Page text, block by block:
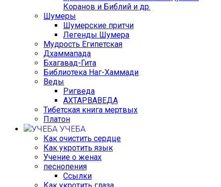
Коранов и Библий и др.
Шумеры
Шумерские притчи
Легенды Шумера
Мудрость Египетская
Дхаммапада
Бхагавад-Гита
Библиотека Наг-Хаммади
Веды
Ригведа
АХТАРВАВЕДА
Тибетская книга мертвых
Платон
УЧЕБА
Как очистить сердце
Как укротить язык
Учение о женах
песнопения
Ссылки